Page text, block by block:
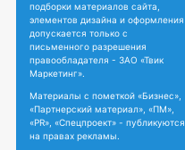
подборки материалов сайта,
элементов дизайна и оформления
допускается только с
письменного разрешения
правообладателя - ЗАО «Твик
Маркетинг».
Материалы с пометкой «Бизнес»,
«Партнерский материал», «ПМ»,
«PR», «Спецпроект» - публикуются
на правах рекламы.